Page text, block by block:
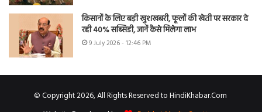
किसानों के लिए बड़ी खुशखबरी, फूलों की खेती पर सरकार दे
रही 40% सब्सिडी, जानें कैसे मिलेगा लाभ
9 July 2026 - 12:46 PM
© Copyright 2026, All Rights Reserved to HindiKhabar.Com